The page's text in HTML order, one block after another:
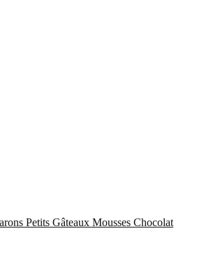
Petits Gâteaux Mousses Chocolat